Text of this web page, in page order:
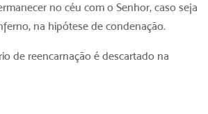
no céu com o Senhor, caso seja
na hipótese de condenação.
de reencarnação é descartado na